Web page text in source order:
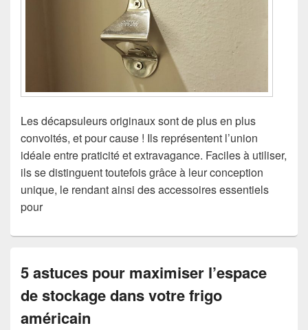
Les décapsuleurs originaux sont de plus en plus
convoités, et pour cause ! Ils représentent l’union
idéale entre praticité et extravagance. Faciles à utiliser,
ils se distinguent toutefois grâce à leur conception
unique, le rendant ainsi des accessoires essentiels
pour
5 astuces pour maximiser l’espace
de stockage dans votre frigo
américain